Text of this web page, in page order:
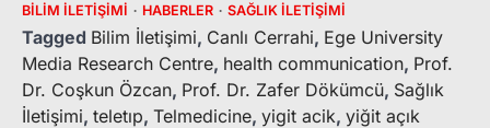
BILIM İLETIŞIMI HABERLER SAĞLIK İLETIŞIMI
Tagged Bilim İletişimi, Canlı Cerrahi, Ege University
Media Research Centre, health communication, Prof.
Dr. Coşkun Özcan, Prof. Dr. Zafer Dökümcü, Sağlık
İletişimi, teletıp, Telmedicine, yigit acik, yiğit açık